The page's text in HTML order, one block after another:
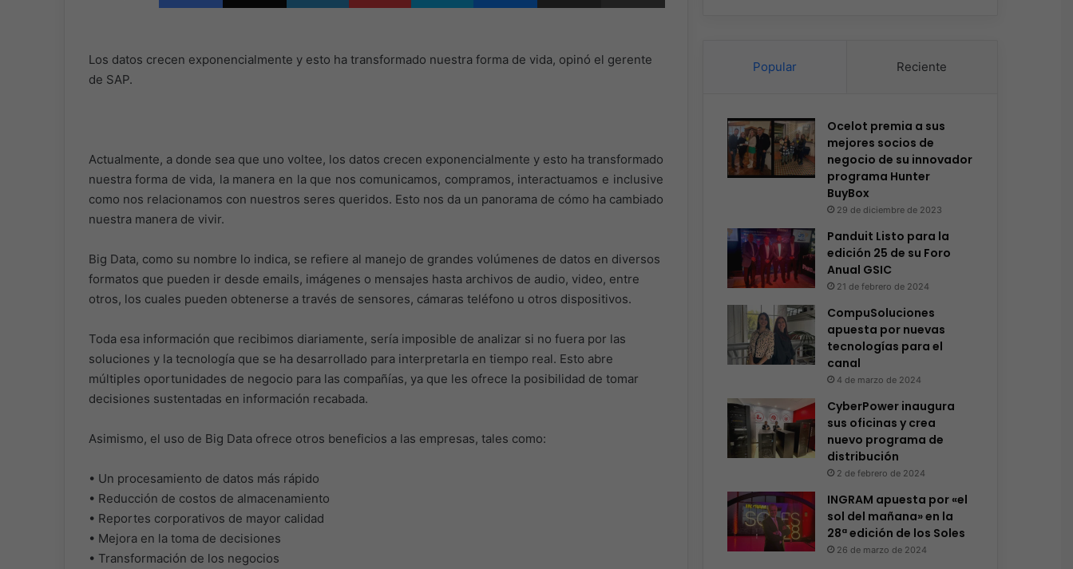
Los datos crecen exponencialmente y esto ha transformado nuestra forma de vida, opinó el gerente
de SAP.
Actualmente, a donde sea que uno voltee, los datos crecen exponencialmente y esto ha transformado
nuestra forma de vida, la manera en la que nos comunicamos, compramos, interactuamos e inclusive
como nos relacionamos con nuestros seres queridos. Esto nos da un panorama de cómo ha cambiado
nuestra manera de vivir.
Big Data, como su nombre lo indica, se refiere al manejo de grandes volúmenes de datos en diversos
formatos que pueden ir desde emails, imágenes o mensajes hasta archivos de audio, video, entre
otros, los cuales pueden obtenerse a través de sensores, cámaras teléfono u otros dispositivos.
Toda esa información que recibimos diariamente, sería imposible de analizar si no fuera por las
soluciones y la tecnología que se ha desarrollado para interpretarla en tiempo real. Esto abre
múltiples oportunidades de negocio para las compañías, ya que les ofrece la posibilidad de tomar
decisiones sustentadas en información recabada.
Asimismo, el uso de Big Data ofrece otros beneficios a las empresas, tales como:
• Un procesamiento de datos más rápido
• Reducción de costos de almacenamiento
• Reportes corporativos de mayor calidad
• Mejora en la toma de decisiones
• Transformación de los negocios
Popular Reciente
Ocelot premia a sus
mejores socios de
negocio de su innovador
programa Hunter
BuyBox
29 de diciembre de 2023
Panduit Listo para la
edición 25 de su Foro
Anual GSIC
21 de febrero de 2024
CompuSoluciones
apuesta por nuevas
tecnologías para el
canal
4 de marzo de 2024
CyberPower inaugura
sus oficinas y crea
nuevo programa de
distribución
2 de febrero de 2024
INGRAM apuesta por «el
sol del mañana» en la
28ª edición de los Soles
26 de marzo de 2024